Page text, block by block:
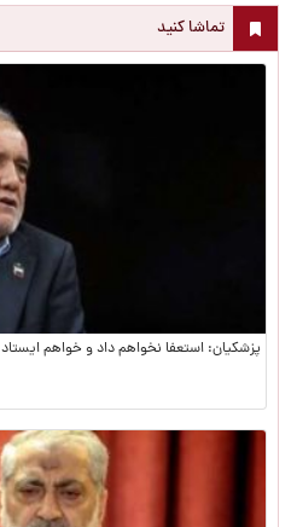
تماشا کنید
پزشکیان: استعفا نخواهم داد و خواهم ایستاد